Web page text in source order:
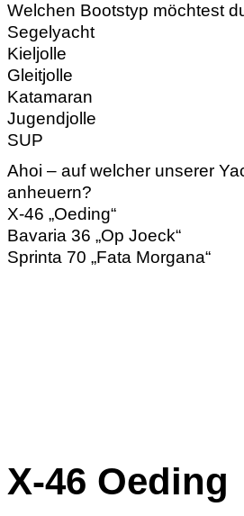
Welchen Bootstyp möchtest
Segelyacht
Kieljolle
Gleitjolle
Katamaran
Jugendjolle
SUP
Ahoi – auf welcher unserer
anheuern?
X-46 „Oeding“
Bavaria 36 „Op Joeck“
Sprinta 70 „Fata Morgana“
X-46 Oeding